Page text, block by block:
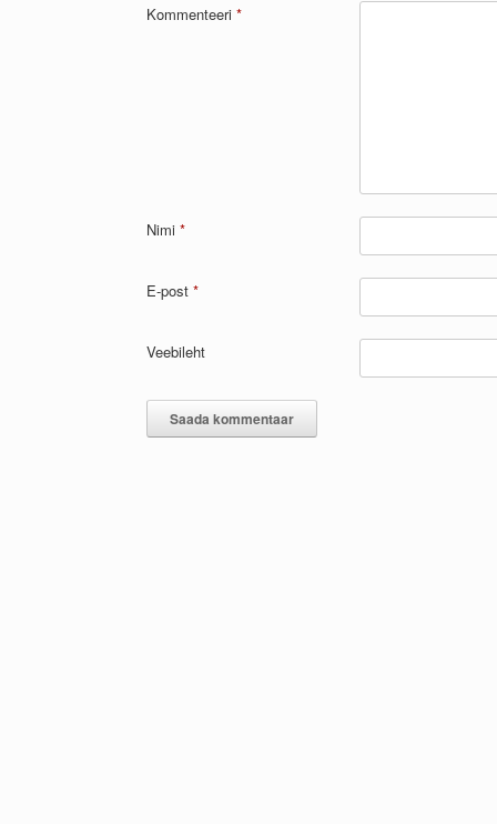
Kommenteeri *
Nimi *
E-post *
Veebileht